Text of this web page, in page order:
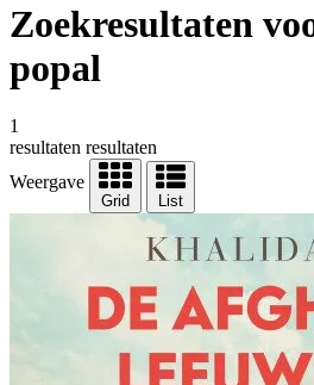
Zoekresultaten
popal
1
resultaten resultaten
Weergave
Grid List